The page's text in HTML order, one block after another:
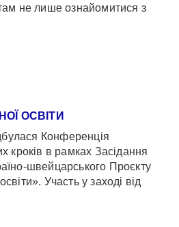
не лише ознайомитися з
ОСВІТИ
Конференція
кроків в рамках Засідання
швейцарського Проєкту
Участь у заході від